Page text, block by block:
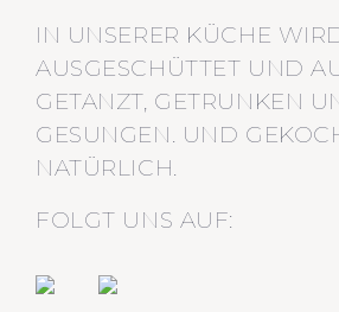
IN UNSERER KÜCHE
AUSGESCHÜTTET UND
GETANZT, GETRUNKEN
GESUNGEN. UND
NATÜRLICH.
FOLGT UNS AUF: